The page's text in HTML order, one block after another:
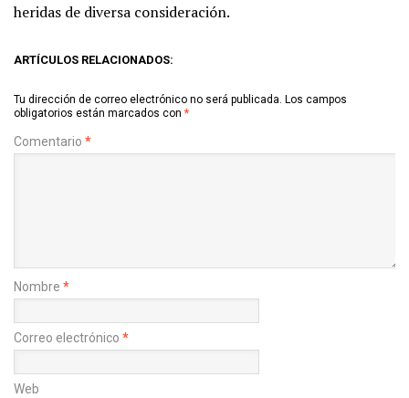
heridas de diversa consideración.
ARTÍCULOS RELACIONADOS:
Tu dirección de correo electrónico no será publicada. Los campos
obligatorios están marcados con *
Comentario *
Nombre *
Correo electrónico *
Web